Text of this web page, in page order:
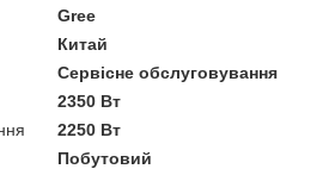
Gree
Китай
Сервісне обслуговування
2350 Вт
2250 Вт
Побутовий